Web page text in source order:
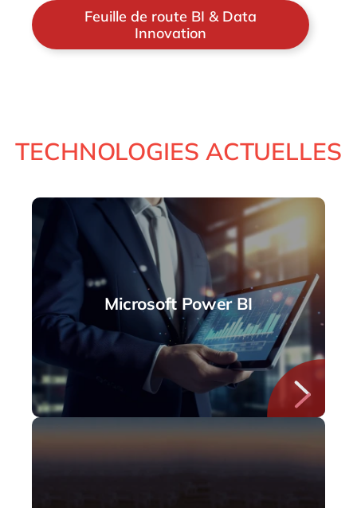
Feuille de route BI & Data
Innovation
TECHNOLOGIES ACTUELLES
Microsoft Power BI